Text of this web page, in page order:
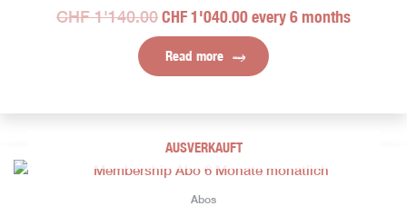
CHF1'140.00CHF1'040.00every 6 months
Read more
AUSVERKAUFT
Abos